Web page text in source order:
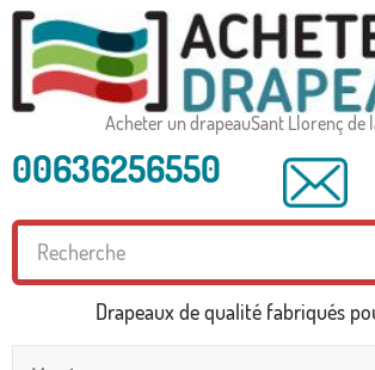
Acheter un drapeauSant Llorenç de
00636256550
Drapeaux de qualité fabriqués